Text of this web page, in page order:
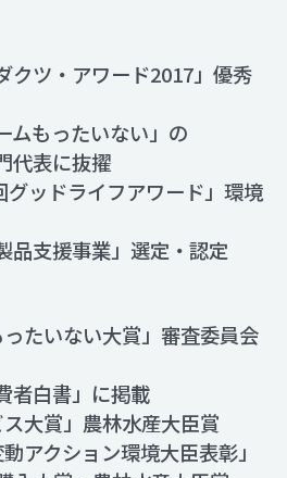
クツ・アワード2017」優秀
ムもったいない」の
代表に抜擢
グッドライフアワード」環境
品支援事業」選定・認定
たいない大賞」審査委員会
者白書」に掲載
大賞」農林水産大臣賞
アクション環境大臣表彰」